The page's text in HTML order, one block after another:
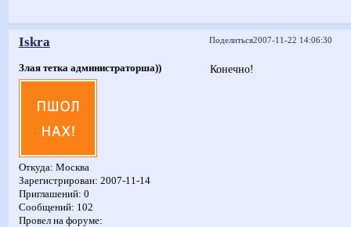
Поделиться2007-11-22 14:06:30
Iskra
Злая тетка администраторша))
Откуда: Москва
Зарегистрирован: 2007-11-14
Приглашений: 0
Сообщений: 102
Провел на форуме:
Конечно!